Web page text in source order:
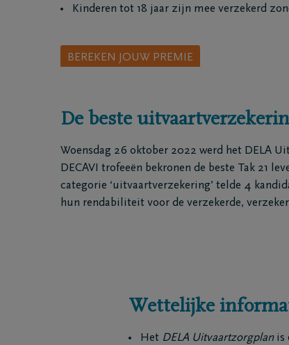
Coöperatie DELA
Ik ben verzekerd
Onze
Kinderen tot 18 jaar zijn mee verzekerd
BEREKEN JOUW PREMIE
De beste
Woensdag 26 oktober 2022 werd het DELA
DECAVI trofeeën bekronen de beste Tak 21
categorie ‘uitvaartverzekering’ telde 4
hun rendabiliteit voor de verzekerde,
Wettelijke
Het DELA Uitvaartzorgplanis